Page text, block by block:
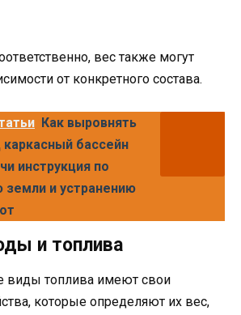
вес также могут
от конкретного состава.
Как выровнять
бассейн
инструкция по
земли и устранению
и топлива
виды топлива имеют свои
которые определяют их вес,